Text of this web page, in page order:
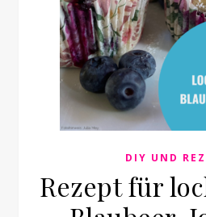
DIY UND
Rezept für